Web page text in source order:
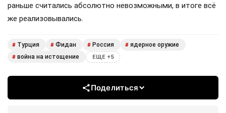
раньше считались абсолютно невозможными, в итоге всё
же реализовывались.
# Турция # Фидан # Россия # ядерное оружие
# война на истощение ЕЩЕ +5
Поделиться